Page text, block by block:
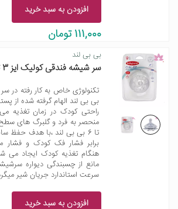
افزودن به سبد خرید
111,000 تومان
بی بی لند
سر شیشه فندقی کولیک ایز 3 تا 6 بی بی لند کد 208
بی بی لند الهام گرفته شده از
راحتی کودک در زمان تغذیه
تا 6 بی بی لند ،با هدف
برابر فشار فک کودک و فشار
هنگام تغذیه کودک ایجاد
مانع از چسبندگی دیواره
سرعت استاندارد جریان شیر
افزودن به سبد خرید